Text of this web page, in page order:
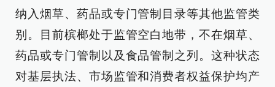
纳入烟草、药品或专门管制目录等其他监管类
别。目前槟榔处于监管空白地带，不在烟草、
药品或专门管制以及食品管制之列。这种状态
对基层执法、市场监管和消费者权益保护均产